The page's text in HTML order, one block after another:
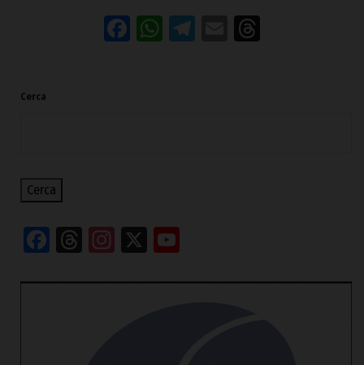
Facebook
WhatsApp
Telegram
Email
Cerca
Cerca
Facebook
Threads
Instagram
X